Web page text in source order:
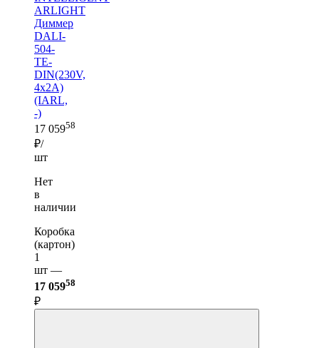
ARLIGHT
Диммер
DALI-
504-
TE-
DIN(230V,
4x2A)
(IARL,
-)
17 05958
₽/
шт
Нет
в
наличии
Коробка
(картон)
1
шт —
17 05958
₽